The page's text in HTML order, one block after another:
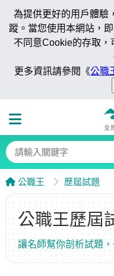
為提供更好的用戶體驗
蹤。當您使用本網站，
不同意Cookie的存取，
更多資訊請參閱《公職
公職王 歷屆試題
公職王歷屆
讓名師幫你剖析試題